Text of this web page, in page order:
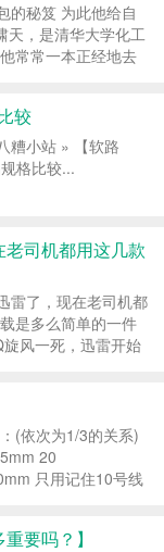
的秘笈 为此他给自
天，是清华大学化工
常常一本正经地去
过，现在抢红包...
较
糟小站 » 【软路
格比较...
老司机都用这几款
雷了，现在老司机都
是多么简单的一件
风一死，迅雷开始
今天为大家推荐几
(依次为1/3的关系)
20
只用记住10号线
要吗？】